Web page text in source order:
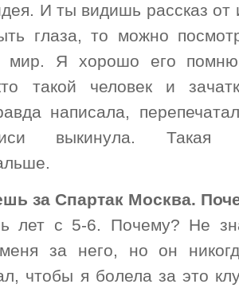
И ты видишь рассказ
глаза, то можно
мир. Я хорошо его
такой человек и
написала,
выкинула. Такая
за Спартак Москва.
лет с 5-6. Почему? Не
за него, но он
чтобы я болела за это